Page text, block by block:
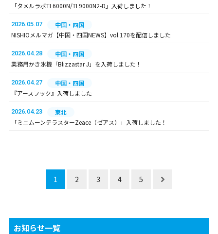
「タメルラボTL6000N/TL9000N2-D」入荷しました！
2026.05.07
中国・四国
NISHIOメルマガ【中国・四国NEWS】vol.170を配信しました
2026.04.28
中国・四国
業務用かき氷機「Blizzastar J」を入荷しました！
2026.04.27
中国・四国
『アースフック』入荷しました
2026.04.23
東北
「ミニムーンテラスターZeace（ゼアス）」入荷しました！
1 2 3 4 5
お知らせ一覧